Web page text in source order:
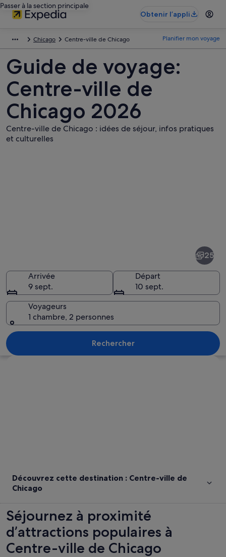
Passer à la section principale
Obtenir l’appli
Chicago Centre-ville de Chicago Planifier mon voyage
Guide de voyage:
Centre-ville de
Chicago 2026
Centre-ville de Chicago : idées de séjour, infos pratiques
et culturelles
de
Chicago
Une rue animée d’une grande ville,
25
Arrivée
9 sept.
Départ
10 sept.
Voyageurs
1 chambre, 2 personnes
Rechercher
Découvrez cette destination : Centre-ville de
Chicago
Séjournez à proximité
d’attractions populaires à
Centre-ville de Chicago